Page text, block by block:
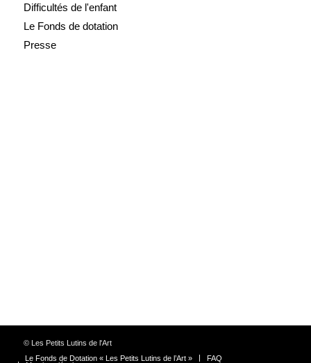
Difficultés de l'enfant
Le Fonds de dotation
Presse
© Les Petits Lutins de l'Art
Le Fonds de Dotation « Les Petits Lutins de l’Art »
FAQ